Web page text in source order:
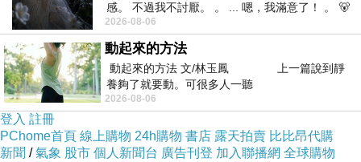
感。 不過我不討厭。 。 ... 嗯，我滿意了！ 。 🐻
昨中
2026-08-06
動起來的方法
動起來的方法 文/林玉鳳 上一篇說到靜
養夠了就要動。可很多人一聽
2026-08-06
登入 註冊
PChome首頁 線上購物 24h購物 書店 露天拍賣 比比昂代購
新聞 /氣象 股市 個人新聞台 廣告刊登 加入聯播網 全球購物